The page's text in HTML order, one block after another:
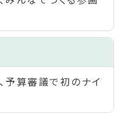
算審議で初のナイ